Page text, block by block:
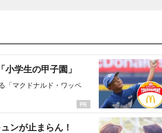
学生の甲子園」
「マクドナルド・ワッペ
ンが止まらん！